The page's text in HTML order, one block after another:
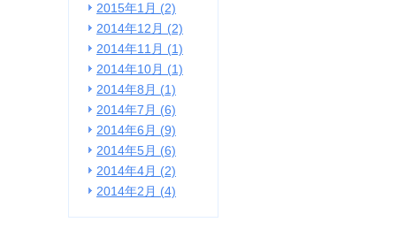
2015年1月 (2)
2014年12月 (2)
2014年11月 (1)
2014年10月 (1)
2014年8月 (1)
2014年7月 (6)
2014年6月 (9)
2014年5月 (6)
2014年4月 (2)
2014年2月 (4)